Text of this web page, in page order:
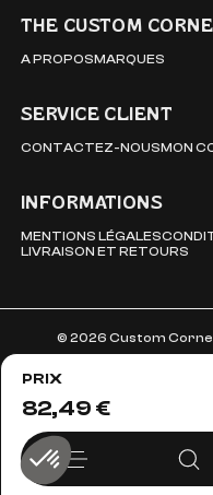
PRIX
82,49 €
THE CUSTOM
A PROPOSMARQUES
SERVICE CLIENT
CONTACTEZ-NOUSMON
INFORMATIONS
MENTIONS LÉGALES
LIVRAISON ET RETOURS
© 2026 Custom